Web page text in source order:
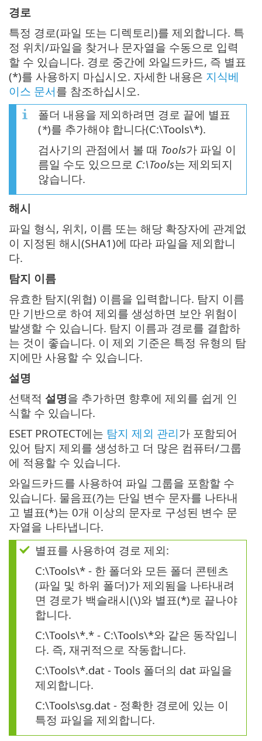
경로
특정 경로(파일 또는 디렉토리)를 제외합니다. 특
정 위치/파일을 찾거나 문자열을 수동으로 입력
할 수 있습니다. 경로 중간에 와일드카드, 즉 별표
(*)를 사용하지 마십시오. 자세한 내용은 지식베
이스 문서를 참조하십시오.
폴더 내용을 제외하려면 경로 끝에 별표
(*)를 추가해야 합니다(C:\Tools\*).
검사기의 관점에서 볼 때 Tools가 파일 이
름일 수도 있으므로 C:\Tools는 제외되지
않습니다.
해시
파일 형식, 위치, 이름 또는 해당 확장자에 관계없
이 지정된 해시(SHA1)에 따라 파일을 제외합니
다.
탐지 이름
유효한 탐지(위협) 이름을 입력합니다. 탐지 이름
만 기반으로 하여 제외를 생성하면 보안 위험이
발생할 수 있습니다. 탐지 이름과 경로를 결합하
는 것이 좋습니다. 이 제외 기준은 특정 유형의 탐
지에만 사용할 수 있습니다.
설명
선택적 설명을 추가하면 향후에 제외를 쉽게 인
식할 수 있습니다.
ESET PROTECT에는 탐지 제외 관리가 포함되어
있어 탐지 제외를 생성하고 더 많은 컴퓨터/그룹
에 적용할 수 있습니다.
와일드카드를 사용하여 파일 그룹을 포함할 수
있습니다. 물음표(?)는 단일 변수 문자를 나타내
고 별표(*)는 0개 이상의 문자로 구성된 변수 문
자열을 나타냅니다.
별표를 사용하여 경로 제외:
C:\Tools\* - 한 폴더와 모든 폴더 콘텐츠
(파일 및 하위 폴더)가 제외됨을 나타내려
면 경로가 백슬래시(\)와 별표(*)로 끝나야
합니다.
C:\Tools\*.* - C:\Tools\*와 같은 동작입니
다. 즉, 재귀적으로 작동합니다.
C:\Tools\*.dat - Tools 폴더의 dat 파일을
제외합니다.
C:\Tools\sg.dat - 정확한 경로에 있는 이
특정 파일을 제외합니다.